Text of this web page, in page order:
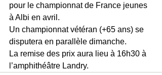
pour le championnat de France jeunes
à Albi en avril.
Un championnat vétéran (+65 ans) se
disputera en parallèle dimanche.
La remise des prix aura lieu à 16h30 à
l’amphithéâtre Landry.